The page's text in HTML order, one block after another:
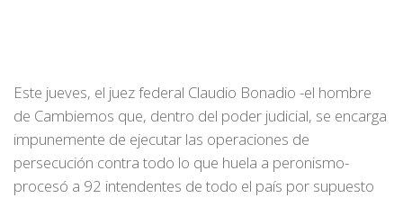
Este jueves, el juez federal Claudio Bonadio -el hombre
de Cambiemos que, dentro del poder judicial, se encarga
impunemente de ejecutar las operaciones de
persecución contra todo lo que huela a peronismo-
procesó a 92 intendentes de todo el país por supuesto